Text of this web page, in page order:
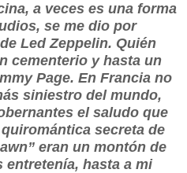
a veces es una forma
se me dio por
Led Zeppelin. Quién
cementerio y hasta un
Page. En Francia no
siniestro del mundo,
el saludo que
secreta de
eran un montón de
entretenía, hasta a mi